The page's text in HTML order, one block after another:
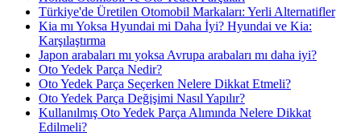
Türkiye'de Üretilen Otomobil Markaları: Yerli Alternatifler
Kia mı Yoksa Hyundai mi Daha İyi? Hyundai ve Kia:
Karşılaştırma
Japon arabaları mı yoksa Avrupa arabaları mı daha iyi?
Oto Yedek Parça Nedir?
Oto Yedek Parça Seçerken Nelere Dikkat Etmeli?
Oto Yedek Parça Değişimi Nasıl Yapılır?
Kullanılmış Oto Yedek Parça Alımında Nelere Dikkat
Edilmeli?